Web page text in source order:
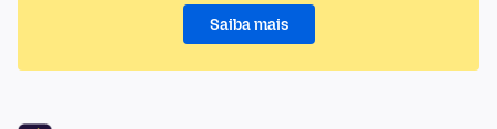
Saiba mais